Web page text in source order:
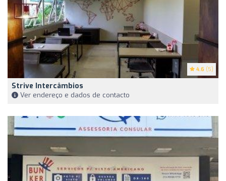
4.6 (5)
Strive Intercâmbios
Ver endereço e dados de contacto